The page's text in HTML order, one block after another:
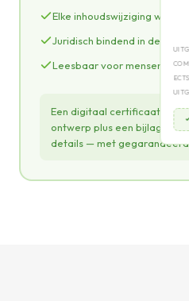
ECTS
Elke inhoudswijziging
Juridisch bindend in de hele
Leesbaar voor mensen
Een digitaal certificaat met
ontwerp plus een bijlage
details — met